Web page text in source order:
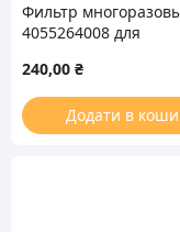
Фильтр
4055264008 для
Electrolux
240,00 ₴
Додати в